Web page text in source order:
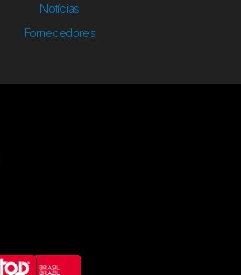
Notícias
Fornecedores